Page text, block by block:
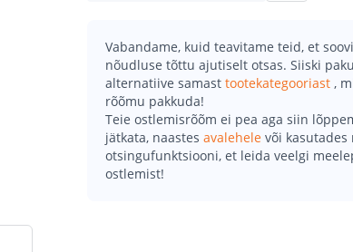
Vabandame, kuid teavitame teid, et
nõudluse tõttu ajutiselt otsas. Siiski
alternatiive samast tootekategooriast ,
rõõmu pakkuda!
Teie ostlemisrõõm ei pea aga siin
jätkata, naastes avalehele või kasutades
otsingufunktsiooni, et leida veelgi
ostlemist!